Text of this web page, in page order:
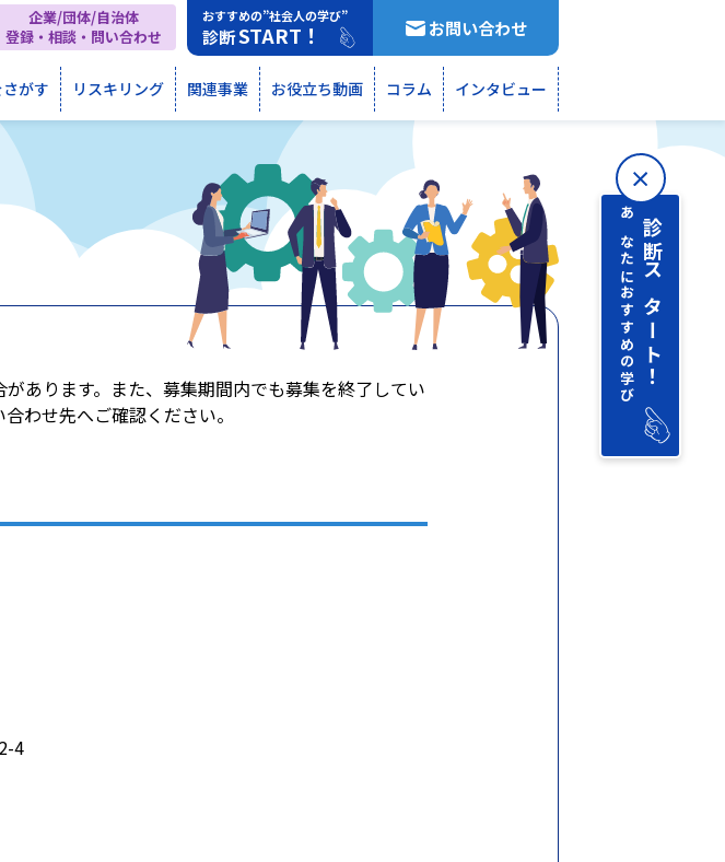
がす リスキリング 関連事業 お役立ち動画 コラム インタビュー
おすすめの”社会人の学び”
診断START！
企業/団体/自治体
登録・相談・問い合わせ
お問い合わせ
あります。また、募集期間内でも募集を終了してい
わせ先へご確認ください。
4
あなたにおすすめの学び診断 スタート！